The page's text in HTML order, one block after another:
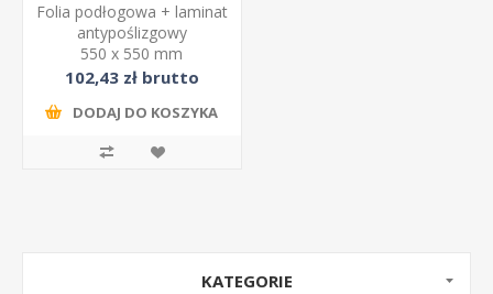
Folia podłogowa + laminat
antypoślizgowy
550 x 550 mm
102,43 zł brutto
DODAJ DO KOSZYKA
KATEGORIE